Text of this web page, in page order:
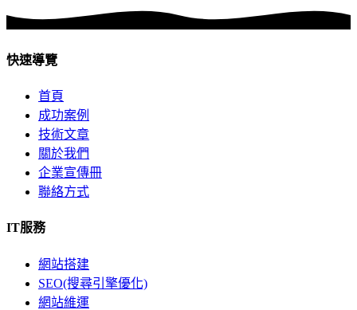
快速導覽
首頁
成功案例
技術文章
關於我們
企業宣傳冊
聯絡方式
IT服務
網站搭建
SEO(搜尋引擎優化)
網站維運